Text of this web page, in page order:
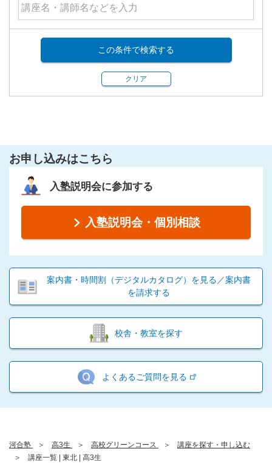
この条件で検索する
クリア
お申し込みはこちら
入塾説明会に参加する
入塾説明会・個別相談
案内書・時間割（デジタルカタログ）を見る／案内書
を請求する
校舎・教室を探す
よくあるご質問を見る
河合塾 高3生 高校グリーンコース
講座を探す・申し込む
講座一覧 | 東北 | 高3生